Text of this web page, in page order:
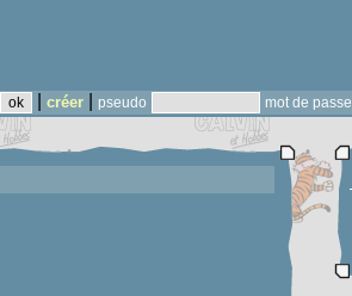
créer pseudo mot de passe